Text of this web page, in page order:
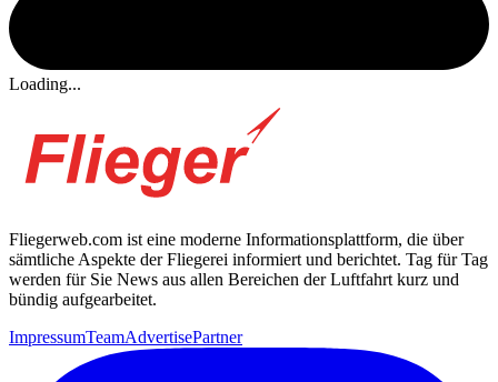
Loading...
Fliegerweb.com ist eine moderne Informationsplattform, die über
sämtliche Aspekte der Fliegerei informiert und berichtet. Tag für Tag
werden für Sie News aus allen Bereichen der Luftfahrt kurz und
bündig aufgearbeitet.
ImpressumTeamAdvertisePartner